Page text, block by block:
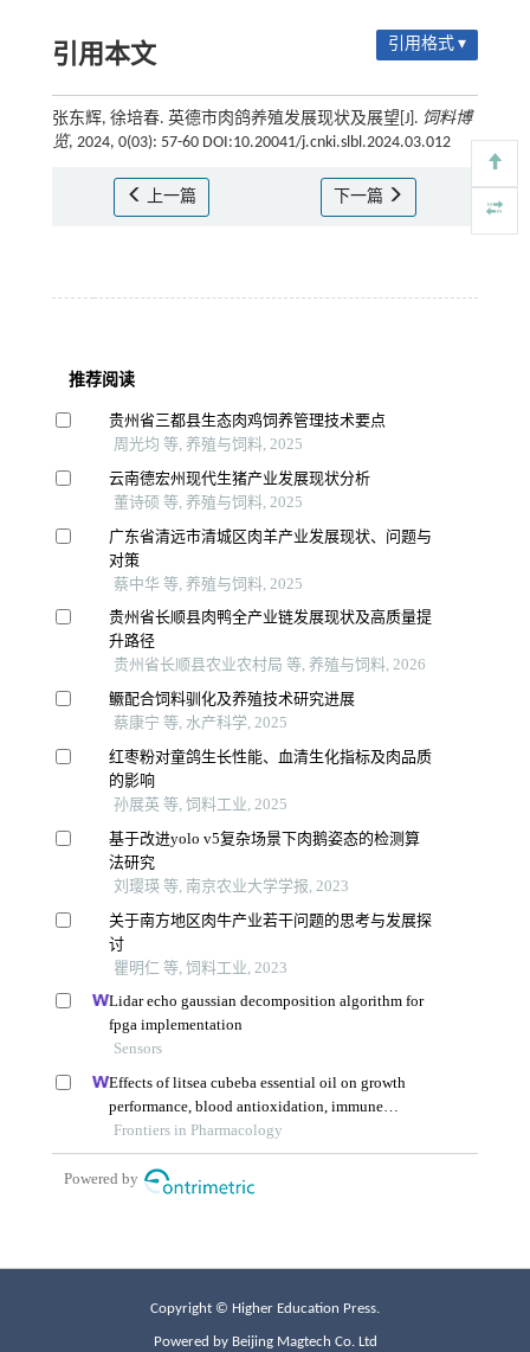
引用本文 引用格式 ▾
张东辉, 徐培春. 英德市肉鸽养殖发展现状及展望[J]. 饲料博
览, 2024, 0(03): 57-60 DOI:10.20041/j.cnki.slbl.2024.03.012
上一篇 下一篇
Copyright © Higher Education Press.
Powered by Beijing Magtech Co. Ltd